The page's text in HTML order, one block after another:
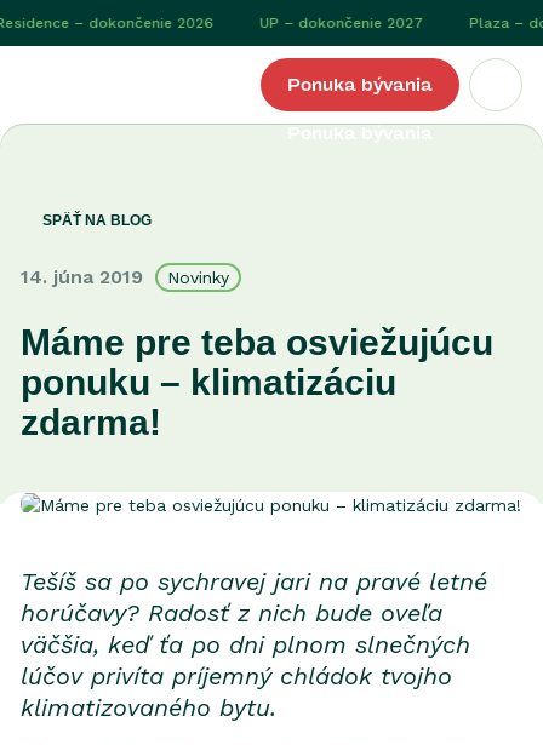
– dokončenie 2026 UP – dokončenie 2027 Plaza –
Ponuka bývania
SPÄŤ NA BLOG
14. júna 2019 Novinky
Máme pre teba osviežujúcu
ponuku – klimatizáciu
zdarma!
Tešíš sa po sychravej jari na pravé letné
horúčavy? Radosť z nich bude oveľa
väčšia, keď ťa po dni plnom slnečných
lúčov privíta príjemný chládok tvojho
klimatizovaného bytu.